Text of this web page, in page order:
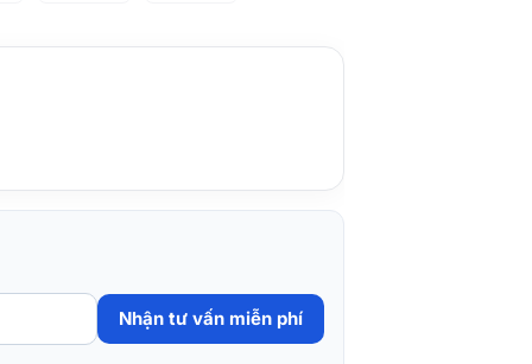
Nhận tư vấn miễn phí